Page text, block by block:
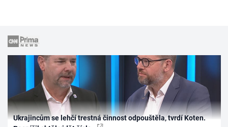
Ukrajincům se lehčí trestná činnost odpouštěla, tvrdí Koten.